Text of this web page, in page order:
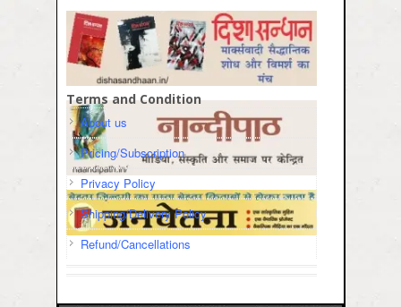
Terms and Condition
About us
Pricing/Subscription
Privacy Policy
Shipping/Delivery Policy
Refund/Cancellations